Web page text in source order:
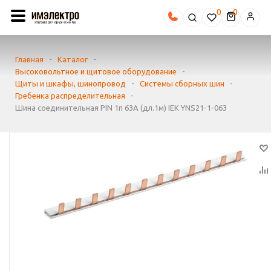
0
Главная - Каталог
-
Высоковольтное и щитовое оборудование
-
Щиты и шкафы, шинопровод
- Системы сборных шин
-
Гребенка распределительная
-
Шина соединительная PIN 1п 63А (дл.1м) IEK YNS21-1-063